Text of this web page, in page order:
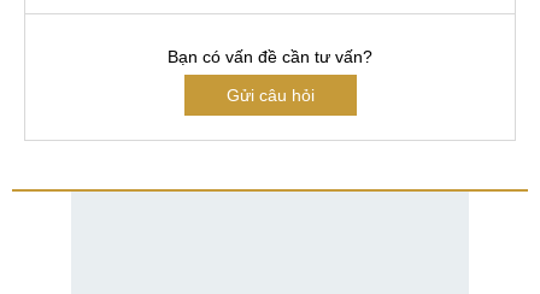
Bạn có vấn đề cần tư vấn?
Gửi câu hỏi